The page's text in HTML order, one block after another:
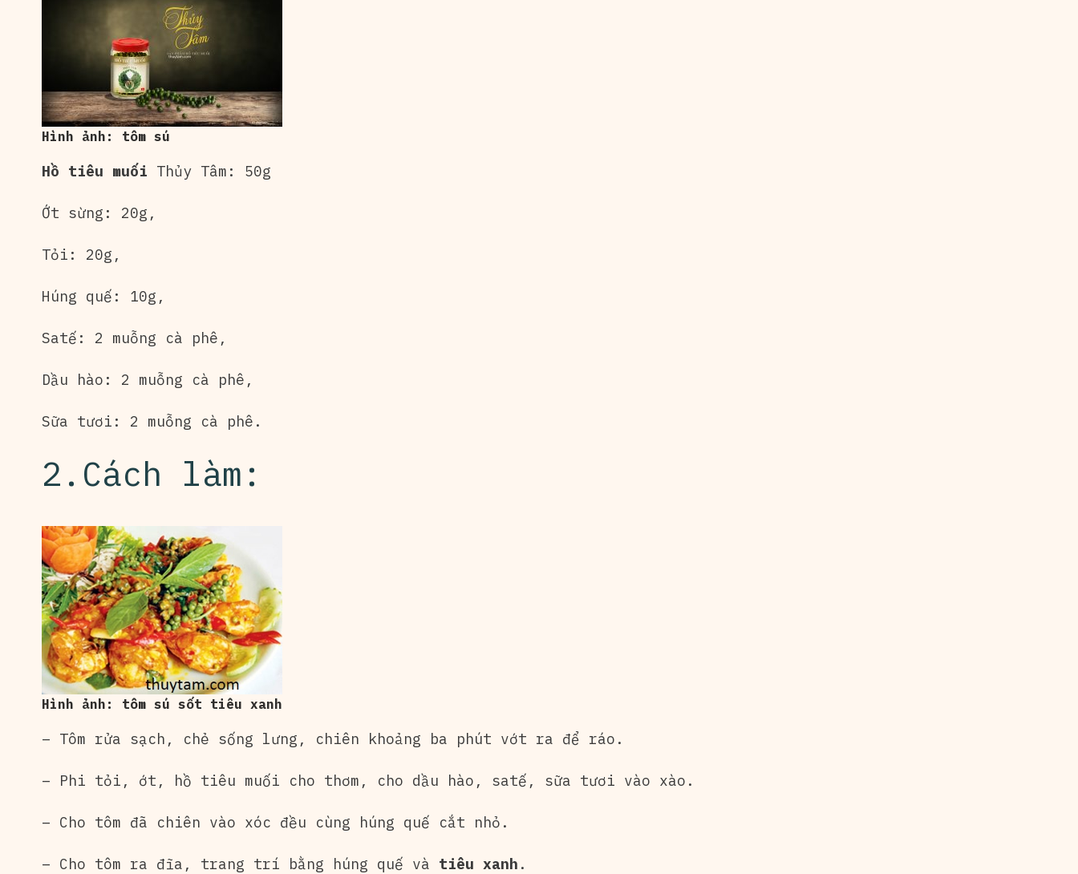
Hình ảnh: tôm sú
Hồ tiêu muối Thủy Tâm: 50g
Ớt sừng: 20g,
Tỏi: 20g,
Húng quế: 10g,
Satế: 2 muỗng cà phê,
Dầu hào: 2 muỗng cà phê,
Sữa tươi: 2 muỗng cà phê.
2.Cách làm:
Hình ảnh: tôm sú sốt tiêu xanh
– Tôm rửa sạch, chẻ sống lưng, chiên khoảng ba phút vớt ra để ráo.
– Phi tỏi, ớt, hồ tiêu muối cho thơm, cho dầu hào, satế, sữa tươi vào xào.
– Cho tôm đã chiên vào xóc đều cùng húng quế cắt nhỏ.
– Cho tôm ra đĩa, trang trí bằng húng quế và tiêu xanh .